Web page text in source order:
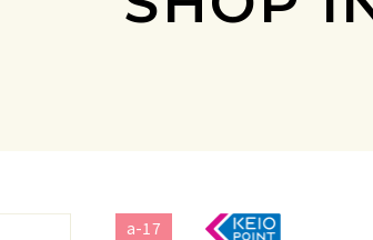
a-17